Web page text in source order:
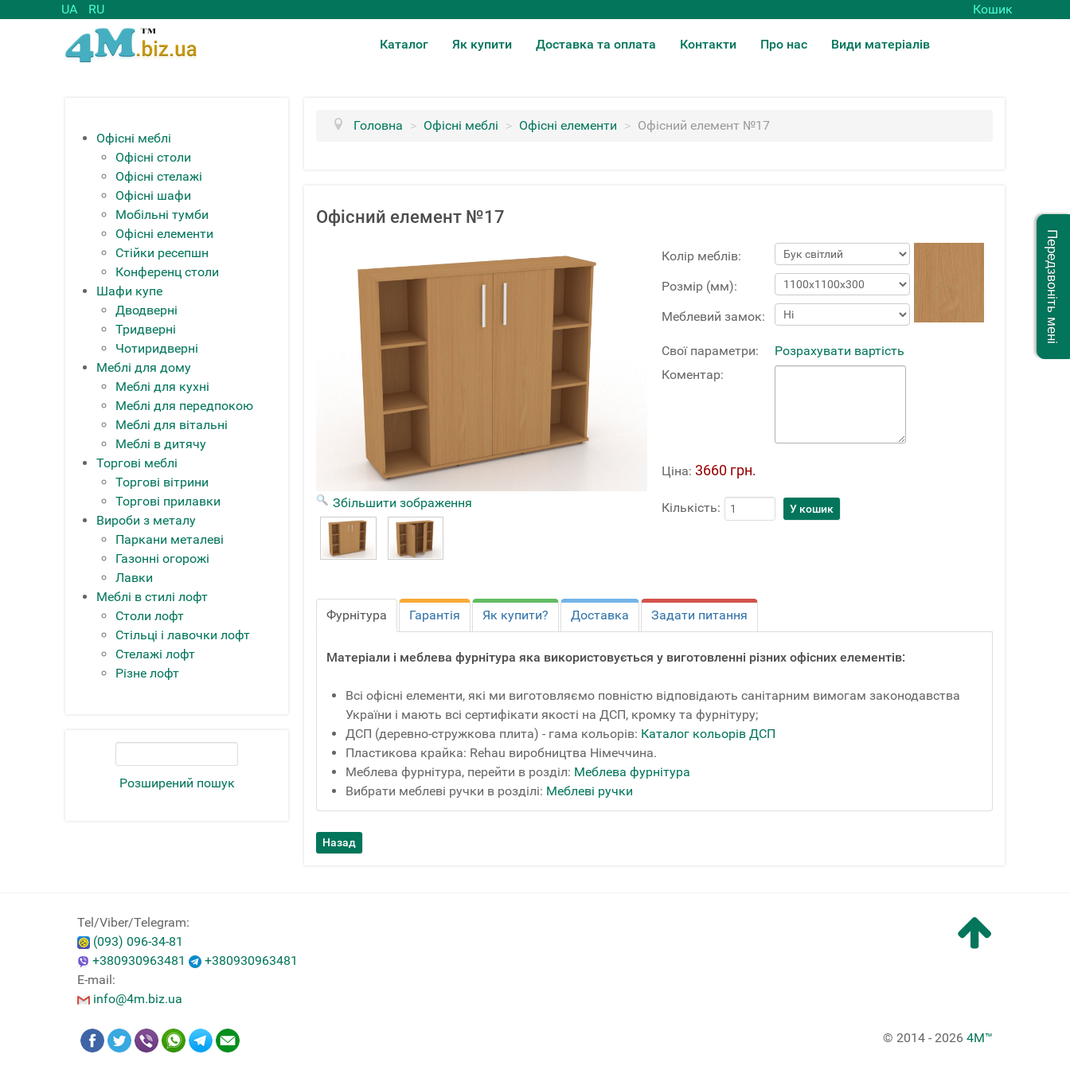
UA RU Кошик
Каталог Як купити Доставка та оплата Контакти Про нас Види матеріалів
Офісні меблі
Офісні столи
Офісні стелажі
Офісні шафи
Мобільні тумби
Офісні елементи
Стійки ресепшн
Конференц столи
Шафи купе
Дводверні
Тридверні
Чотиридверні
Меблі для дому
Меблі для кухні
Меблі для передпокою
Меблі для вітальні
Меблі в дитячу
Торгові меблі
Торгові вітрини
Торгові прилавки
Вироби з металу
Паркани металеві
Газонні огорожі
Лавки
Меблі в стилі лофт
Столи лофт
Стільці і лавочки лофт
Стелажі лофт
Різне лофт
Розширений пошук
Головна > Офісні меблі > Офісні елементи > Офісний елемент №17
Офісний елемент №17
Збільшити зображення
Колір меблів:
Розмір (мм):
Меблевий замок:
Свої параметри:
Розрахувати вартість
Коментар:
Ціна: 3660 грн.
Кількість:
Фурнітура Гарантія Як купити? Доставка Задати питання
Матеріали і меблева фурнітура яка використовується у виготовленні різних офісних елементів:
Всі офісні елементи, які ми виготовляємо повністю відповідають санітарним вимогам законодавства
України і мають всі сертифікати якості на ДСП, кромку та фурнітуру;
ДСП (деревно-стружкова плита) - гама кольорів: Каталог кольорів ДСП
Пластикова крайка: Rehau виробництва Німеччина.
Меблева фурнітура, перейти в розділ: Меблева фурнітура
Вибрати меблеві ручки в розділі: Меблеві ручки
Tel/Viber/Telegram:
(093) 096-34-81
+380930963481
+380930963481
E-mail:
info@4m.biz.ua
© 2014 - 2026 4M™
Передзвоніть мені